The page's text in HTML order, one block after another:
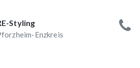
Styling
Enzkreis